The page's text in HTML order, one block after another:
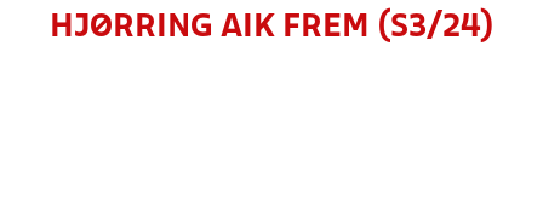
HJØRRING AIK FREM (S3/24)